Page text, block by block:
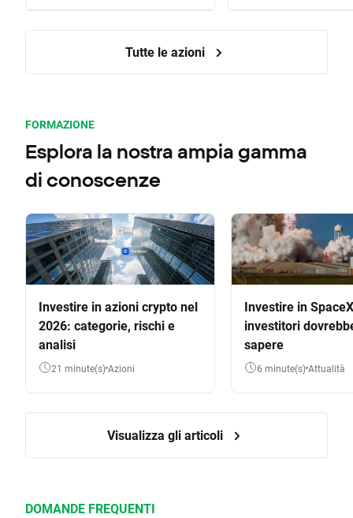
Tutte le azioni
FORMAZIONE
Esplora la nostra ampia gamma
di conoscenze
Investire in azioni crypto nel
2026: categorie, rischi e
analisi
21 minute(s) Azioni
Investire in
investitori
sapere
6 minute(s) Attualità
Visualizza gli articoli
DOMANDE FREQUENTI